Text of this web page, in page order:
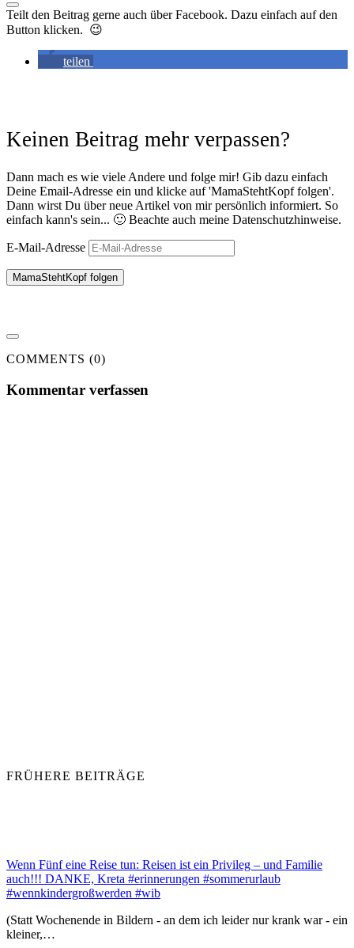
Teilt den Beitrag gerne auch über Facebook. Dazu einfach auf den
Button klicken. 😉
teilen
Keinen Beitrag mehr verpassen?
Dann mach es wie viele Andere und folge mir! Gib dazu einfach
Deine Email-Adresse ein und klicke auf 'MamaStehtKopf folgen'.
Dann wirst Du über neue Artikel von mir persönlich informiert. So
einfach kann's sein... 🙂 Beachte auch meine Datenschutzhinweise.
E-Mail-Adresse
MamaStehtKopf folgen
COMMENTS (0)
Kommentar verfassen
FRÜHERE BEITRÄGE
Wenn Fünf eine Reise tun: Reisen ist ein Privileg – und Familie
auch!!! DANKE, Kreta #erinnerungen #sommerurlaub
#wennkindergroßwerden #wib
(Statt Wochenende in Bildern - an dem ich leider nur krank war - ein
kleiner,…